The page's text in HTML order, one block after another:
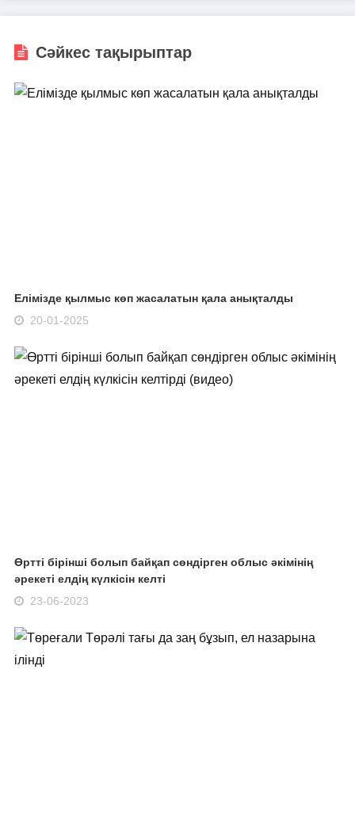
Сәйкес тақырыптар
Елімізде қылмыс көп жасалатын қала анықталды
20-01-2025
Өртті бірінші болып байқап сөндірген облыс әкімінің
әрекеті елдің күлкісін келті
23-06-2023